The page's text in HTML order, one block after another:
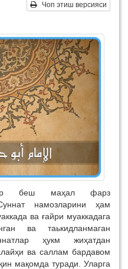
Чоп этиш версияси
беш маҳал фарз
намозларини ҳам
ва ғайри муаккадага
ва таькидланмаган
ҳукм жиҳатдан
ва саллам бардавом
мақомда туради. Уларга